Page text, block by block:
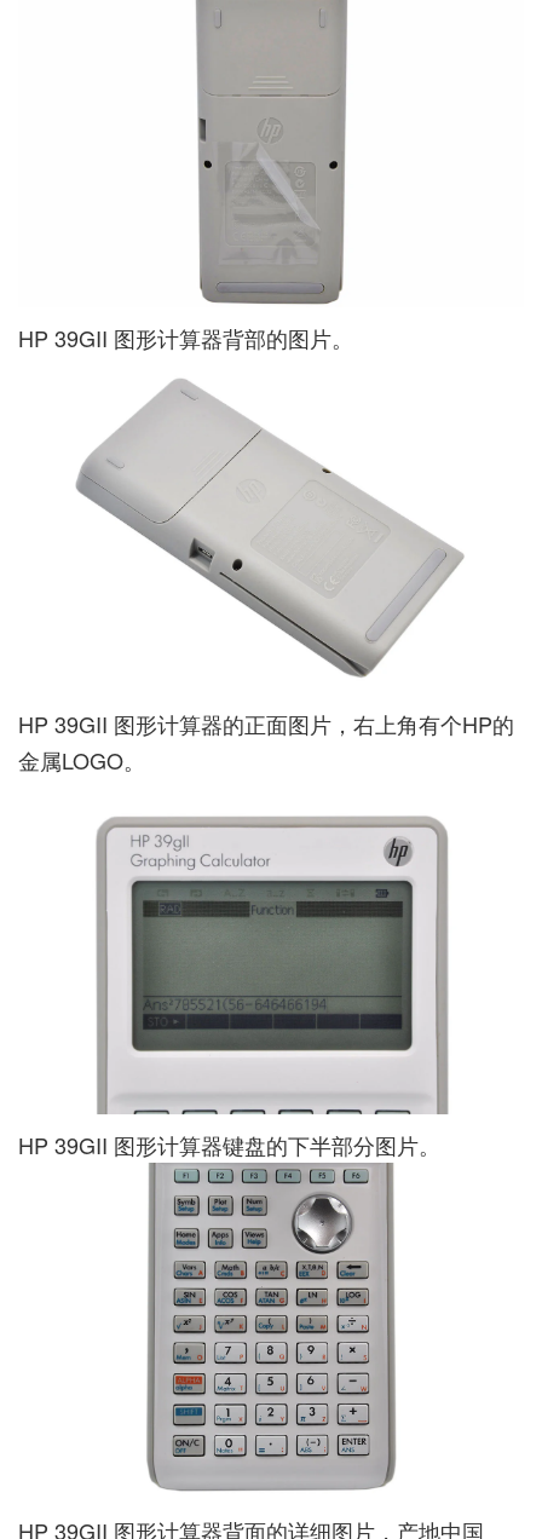
HP 39GII 图形计算器背部的图片。
HP 39GII 图形计算器的正面图片，右上角有个HP的
金属LOGO。
HP 39GII 图形计算器键盘的下半部分图片。
HP 39GII 图形计算器背面的详细图片，产地中国